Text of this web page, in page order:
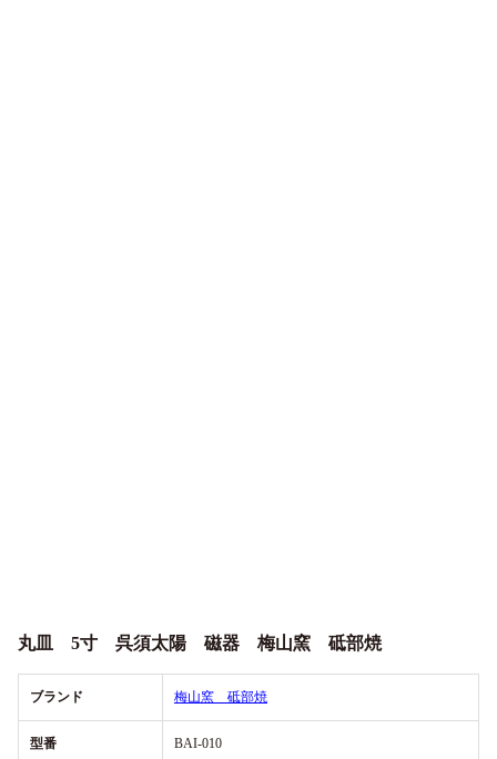
丸皿 5寸 呉須太陽 磁器 梅山窯 砥部焼
ブランド 梅山窯 砥部焼
型番 BAI-010